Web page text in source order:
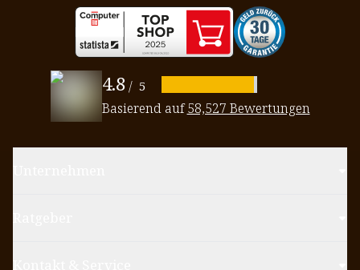
4.8 / 5
Basierend auf58,527 Bewertungen